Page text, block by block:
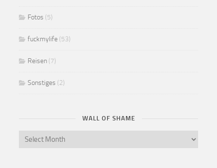
Fotos (5)
fuckmylife (53)
Reisen (7)
Sonstiges (2)
WALL OF SHAME